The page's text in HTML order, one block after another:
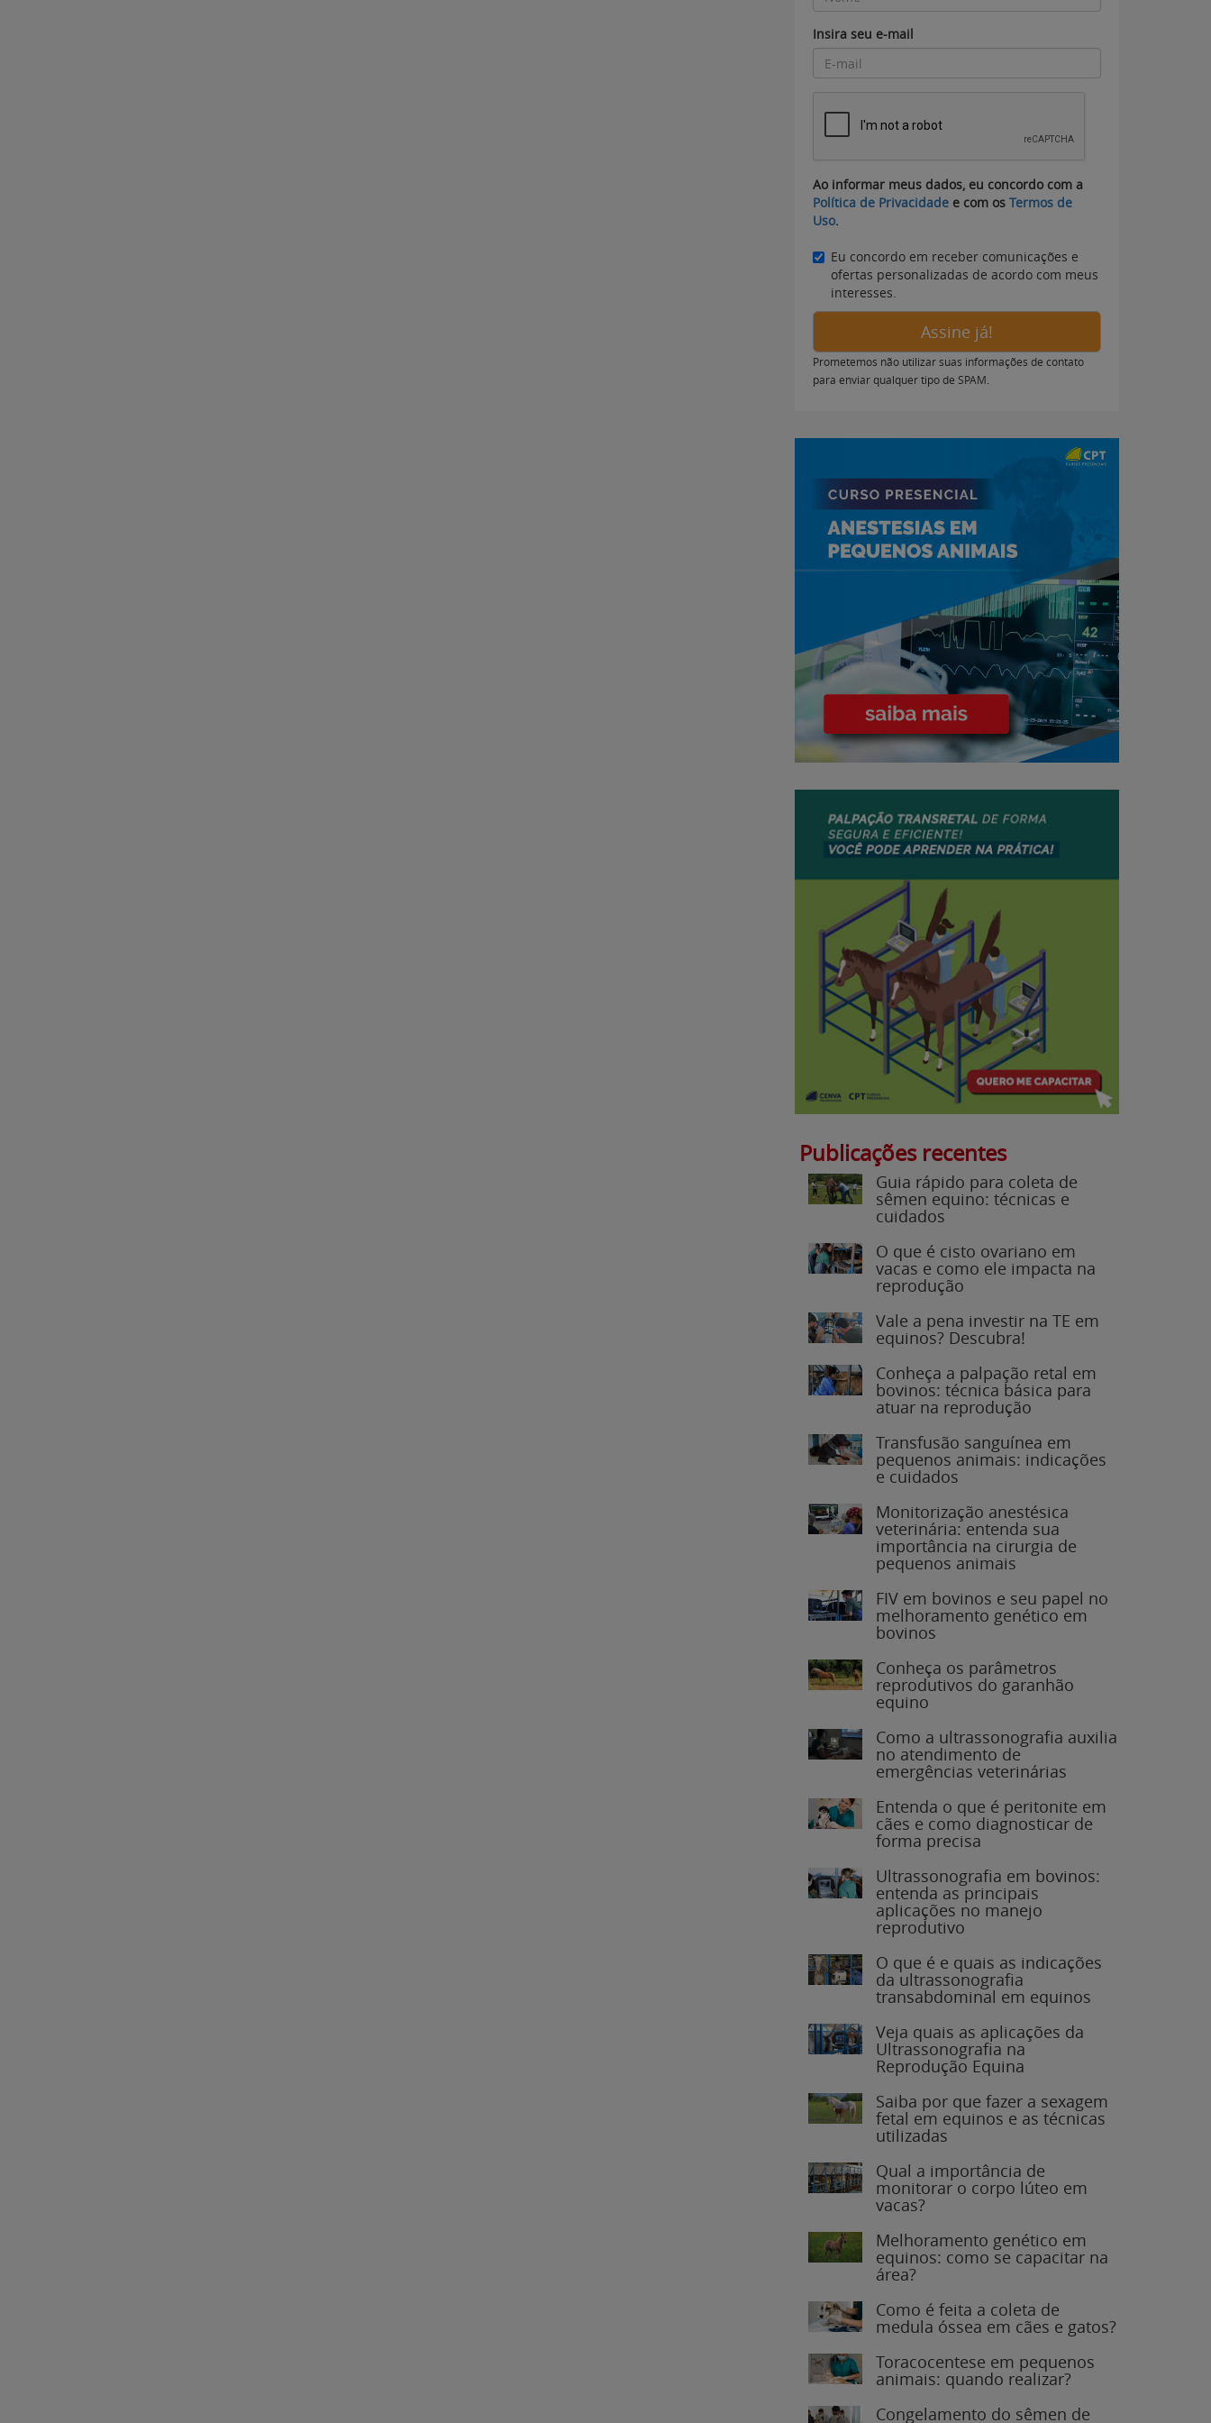
Insira seu e-mail
Ao informar meus dados, eu concordo com a
Política de Privacidade e com os Termos de
Uso.
Eu concordo em receber comunicações e
ofertas personalizadas de acordo com meus
interesses.
Assine já!
Prometemos não utilizar suas informações de contato
para enviar qualquer tipo de SPAM.
Publicações recentes
Guia rápido para coleta de
sêmen equino: técnicas e
cuidados
O que é cisto ovariano em
vacas e como ele impacta na
reprodução
Vale a pena investir na TE em
equinos? Descubra!
Conheça a palpação retal em
bovinos: técnica básica para
atuar na reprodução
Transfusão sanguínea em
pequenos animais: indicações
e cuidados
Monitorização anestésica
veterinária: entenda sua
importância na cirurgia de
pequenos animais
FIV em bovinos e seu papel no
melhoramento genético em
bovinos
Conheça os parâmetros
reprodutivos do garanhão
equino
Como a ultrassonografia auxilia
no atendimento de
emergências veterinárias
Entenda o que é peritonite em
cães e como diagnosticar de
forma precisa
Ultrassonografia em bovinos:
entenda as principais
aplicações no manejo
reprodutivo
O que é e quais as indicações
da ultrassonografia
transabdominal em equinos
Veja quais as aplicações da
Ultrassonografia na
Reprodução Equina
Saiba por que fazer a sexagem
fetal em equinos e as técnicas
utilizadas
Qual a importância de
monitorar o corpo lúteo em
vacas?
Melhoramento genético em
equinos: como se capacitar na
área?
Como é feita a coleta de
medula óssea em cães e gatos?
Toracocentese em pequenos
animais: quando realizar?
Congelamento do sêmen de